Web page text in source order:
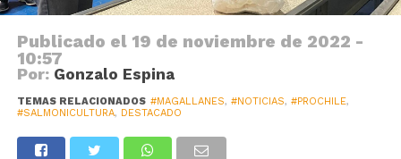
Publicado el 19 de noviembre de 2022 -
10:57
Por: Gonzalo Espina
TEMAS RELACIONADOS #MAGALLANES, #NOTICIAS, #PROCHILE,
#SALMONICULTURA, DESTACADO